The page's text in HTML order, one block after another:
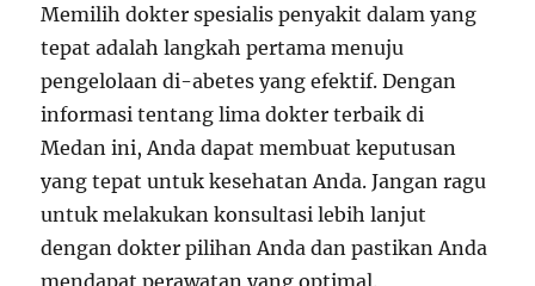
Memilih dokter spesialis penyakit dalam yang
tepat adalah langkah pertama menuju
pengelolaan di-abetes yang efektif. Dengan
informasi tentang lima dokter terbaik di
Medan ini, Anda dapat membuat keputusan
yang tepat untuk kesehatan Anda. Jangan ragu
untuk melakukan konsultasi lebih lanjut
dengan dokter pilihan Anda dan pastikan Anda